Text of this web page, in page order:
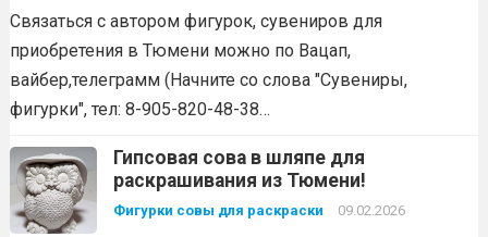
Связаться с автором фигурок, сувениров для
приобретения в Тюмени можно по Вацап,
вайбер,телеграмм (Начните со слова "Сувениры,
фигурки", тел: 8-905-820-48-38…
Гипсовая сова в шляпе для
раскрашивания из Тюмени!
Фигурки совы для раскраски 09.02.2026